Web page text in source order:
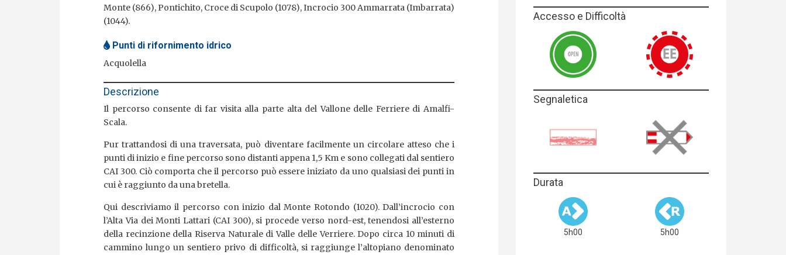
Accesso e Difficoltà
Segnaletica
Durata
5h00 5h00
Monte (866), Pontichito, Croce di Scupolo (1078), Incrocio 300 Ammarrata (Imbarrata)
(1044).
Punti di rifornimento idrico
Acquolella
Descrizione
Il percorso consente di far visita alla parte alta del Vallone delle Ferriere di Amalfi-
Scala.
Pur trattandosi di una traversata, può diventare facilmente un circolare atteso che i
punti di inizio e fine percorso sono distanti appena 1,5 Km e sono collegati dal sentiero
CAI 300. Ciò comporta che il percorso può essere iniziato da uno qualsiasi dei punti in
cui è raggiunto da una bretella.
Qui descriviamo il percorso con inizio dal Monte Rotondo (1020). Dall’incrocio con
l’Alta Via dei Monti Lattari (CAI 300), si procede verso nord-est, tenendosi all’esterno
della recinzione della Riserva Naturale di Valle delle Verriere. Dopo circa 10 minuti di
cammino lungo un sentiero privo di difficoltà, si raggiunge l’altopiano denominato